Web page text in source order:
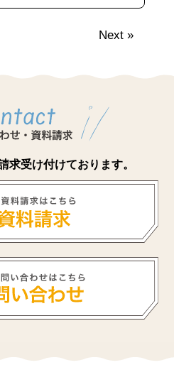
Next»
求受け付けております。